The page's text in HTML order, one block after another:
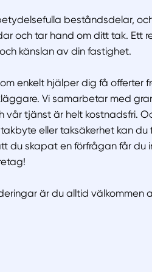
beståndsdelar,
och tar hand om ditt tak. Ett
känslan av din fastighet.
enkelt hjälper dig få offerter
Vi samarbetar med
vår tjänst är helt kostnadsfri.
eller taksäkerhet kan du
du skapat en förfrågan får du
är du alltid välkommen